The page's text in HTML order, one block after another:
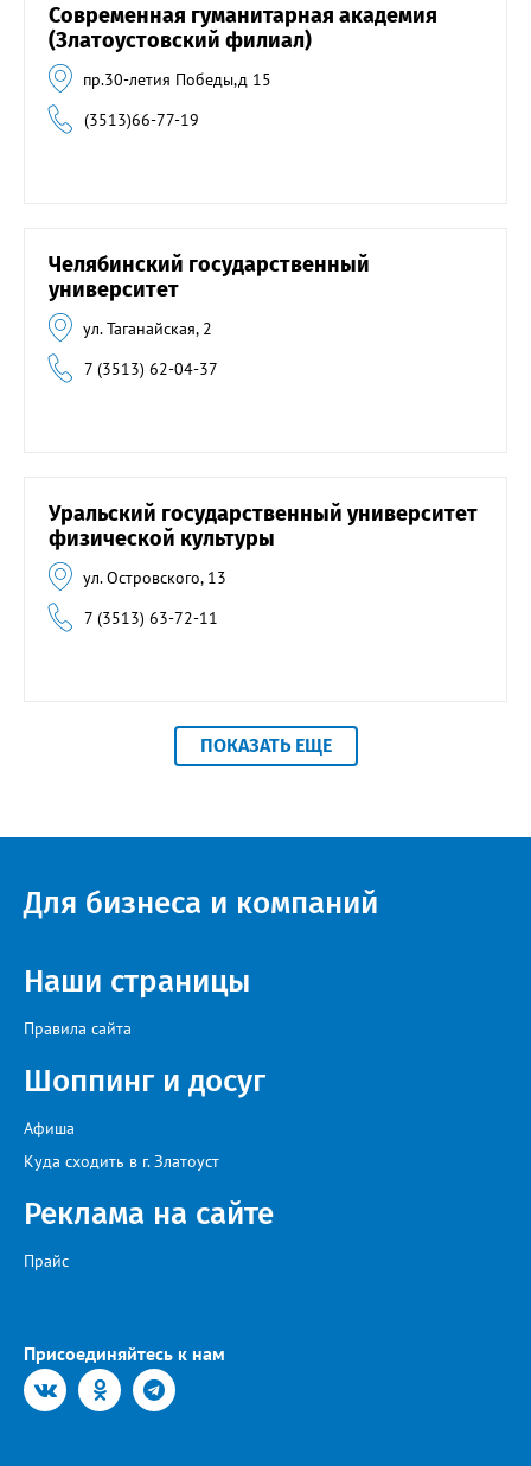
Современная гуманитарная академия
(Златоустовский филиал)
пр.30-летия Победы,д 15
(3513)66-77-19
Челябинский государственный
университет
ул. Таганайская, 2
7 (3513) 62-04-37
Уральский государственный университет
физической культуры
ул. Островского, 13
7 (3513) 63-72-11
ПОКАЗАТЬ ЕЩЕ
Для бизнеса и компаний
Наши страницы
Правила сайта
Шоппинг и досуг
Афиша
Куда сходить в г. Златоуст
Реклама на сайте
Прайс
Присоединяйтесь к нам